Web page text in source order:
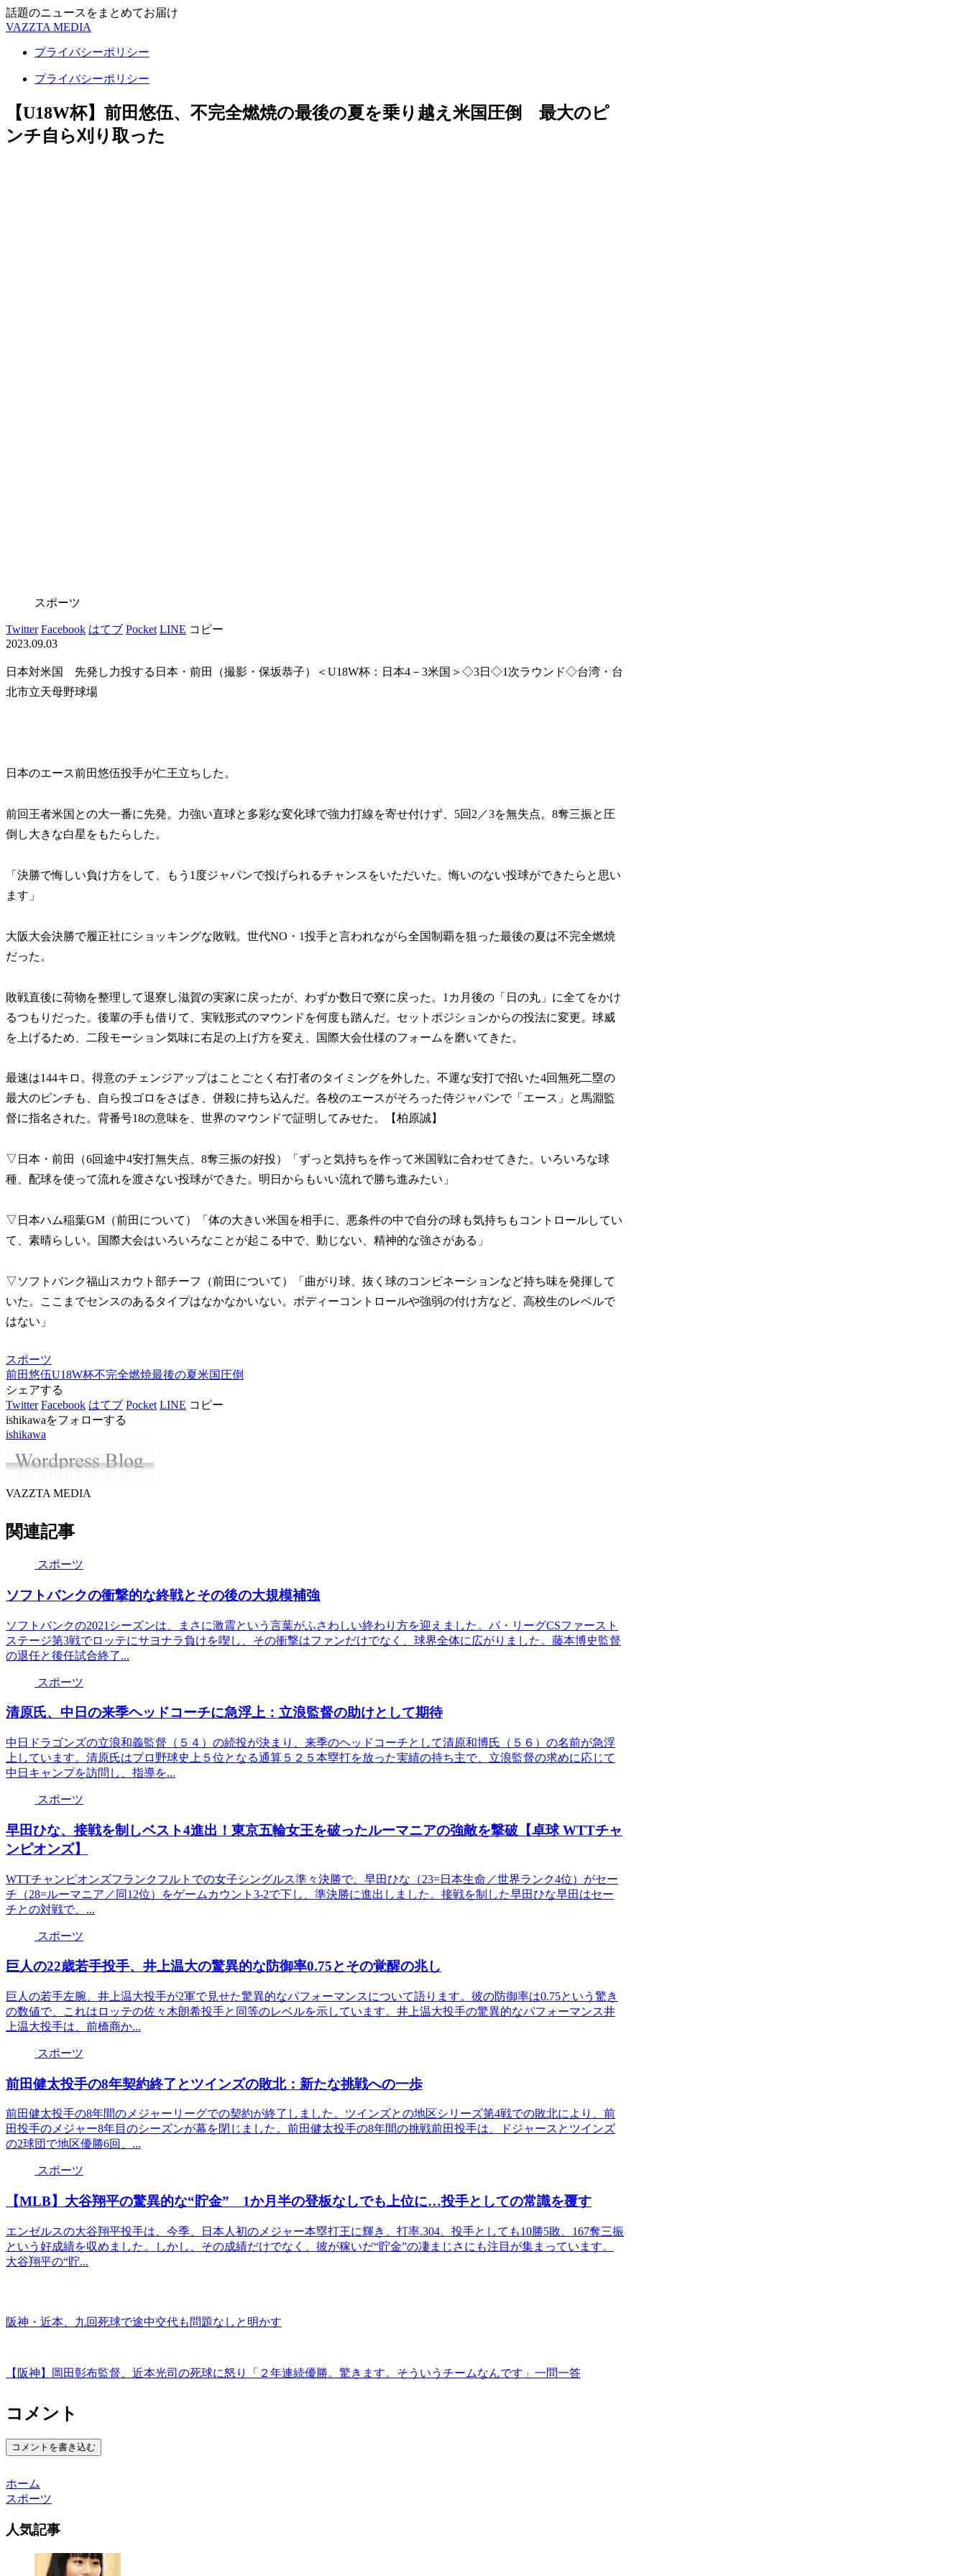
話題のニュースをまとめてお届け
VAZZTA MEDIA
プライバシーポリシー
プライバシーポリシー
【U18W杯】前田悠伍、不完全燃焼の最後の夏を乗り越え米国圧倒 最大のピ
ンチ自ら刈り取った
スポーツ
Twitter Facebook はてブ Pocket LINE コピー
2023.09.03
日本対米国 先発し力投する日本・前田（撮影・保坂恭子）＜U18W杯：日本4－3米国＞◇3日◇1次ラウンド◇台湾・台
北市立天母野球場
日本のエース前田悠伍投手が仁王立ちした。
前回王者米国との大一番に先発。力強い直球と多彩な変化球で強力打線を寄せ付けず、5回2／3を無失点。8奪三振と圧
倒し大きな白星をもたらした。
「決勝で悔しい負け方をして、もう1度ジャパンで投げられるチャンスをいただいた。悔いのない投球ができたらと思い
ます」
大阪大会決勝で履正社にショッキングな敗戦。世代NO・1投手と言われながら全国制覇を狙った最後の夏は不完全燃焼
だった。
敗戦直後に荷物を整理して退寮し滋賀の実家に戻ったが、わずか数日で寮に戻った。1カ月後の「日の丸」に全てをかけ
るつもりだった。後輩の手も借りて、実戦形式のマウンドを何度も踏んだ。セットポジションからの投法に変更。球威
を上げるため、二段モーション気味に右足の上げ方を変え、国際大会仕様のフォームを磨いてきた。
最速は144キロ。得意のチェンジアップはことごとく右打者のタイミングを外した。不運な安打で招いた4回無死二塁の
最大のピンチも、自ら投ゴロをさばき、併殺に持ち込んだ。各校のエースがそろった侍ジャパンで「エース」と馬淵監
督に指名された。背番号18の意味を、世界のマウンドで証明してみせた。【柏原誠】
▽日本・前田（6回途中4安打無失点、8奪三振の好投）「ずっと気持ちを作って米国戦に合わせてきた。いろいろな球
種、配球を使って流れを渡さない投球ができた。明日からもいい流れで勝ち進みたい」
▽日本ハム稲葉GM（前田について）「体の大きい米国を相手に、悪条件の中で自分の球も気持ちもコントロールしてい
て、素晴らしい。国際大会はいろいろなことが起こる中で、動じない、精神的な強さがある」
▽ソフトバンク福山スカウト部チーフ（前田について）「曲がり球、抜く球のコンビネーションなど持ち味を発揮して
いた。ここまでセンスのあるタイプはなかなかいない。ボディーコントロールや強弱の付け方など、高校生のレベルで
はない」
スポーツ
前田悠伍U18W杯不完全燃焼最後の夏米国圧倒
シェアする
Twitter Facebook はてブ Pocket LINE コピー
ishikawaをフォローする
ishikawa
VAZZTA MEDIA
関連記事
スポーツ
ソフトバンクの衝撃的な終戦とその後の大規模補強
ソフトバンクの2021シーズンは、まさに激震という言葉がふさわしい終わり方を迎えました。パ・リーグCSファースト
ステージ第3戦でロッテにサヨナラ負けを喫し、その衝撃はファンだけでなく、球界全体に広がりました。藤本博史監督
の退任と後任試合終了...
スポーツ
清原氏、中日の来季ヘッドコーチに急浮上：立浪監督の助けとして期待
中日ドラゴンズの立浪和義監督（５４）の続投が決まり、来季のヘッドコーチとして清原和博氏（５６）の名前が急浮
上しています。清原氏はプロ野球史上５位となる通算５２５本塁打を放った実績の持ち主で、立浪監督の求めに応じて
中日キャンプを訪問し、指導を...
スポーツ
早田ひな、接戦を制しベスト4進出！東京五輪女王を破ったルーマニアの強敵を撃破【卓球 WTTチャ
ンピオンズ】
WTTチャンピオンズフランクフルトでの女子シングルス準々決勝で、早田ひな（23=日本生命／世界ランク4位）がセー
チ（28=ルーマニア／同12位）をゲームカウント3-2で下し、準決勝に進出しました。接戦を制した早田ひな早田はセー
チとの対戦で、...
スポーツ
巨人の22歳若手投手、井上温大の驚異的な防御率0.75とその覚醒の兆し
巨人の若手左腕、井上温大投手が2軍で見せた驚異的なパフォーマンスについて語ります。彼の防御率は0.75という驚き
の数値で、これはロッテの佐々木朗希投手と同等のレベルを示しています。井上温大投手の驚異的なパフォーマンス井
上温大投手は、前橋商か...
スポーツ
前田健太投手の8年契約終了とツインズの敗北：新たな挑戦への一歩
前田健太投手の8年間のメジャーリーグでの契約が終了しました。ツインズとの地区シリーズ第4戦での敗北により、前
田投手のメジャー8年目のシーズンが幕を閉じました。前田健太投手の8年間の挑戦前田投手は、ドジャースとツインズ
の2球団で地区優勝6回、...
スポーツ
【MLB】大谷翔平の驚異的な“貯金” 1か月半の登板なしでも上位に…投手としての常識を覆す
エンゼルスの大谷翔平投手は、今季、日本人初のメジャー本塁打王に輝き、打率.304、投手としても10勝5敗、167奪三振
という好成績を収めました。しかし、その成績だけでなく、彼が稼いだ“貯金”の凄まじさにも注目が集まっています。
大谷翔平の“貯...
阪神・近本、九回死球で途中交代も問題なしと明かす
【阪神】岡田彰布監督、近本光司の死球に怒り「２年連続優勝。驚きます。そういうチームなんです」一問一答
コメント
コメントを書き込む
ホーム
スポーツ
人気記事